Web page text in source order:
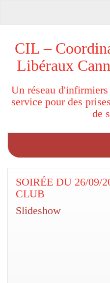
CIL –
Libéraux
Un réseau
service pour des
de
SOIRÉE DU 26/09/
CLUB
Slideshow